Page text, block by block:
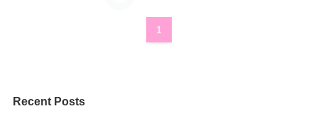
1
Recent Posts